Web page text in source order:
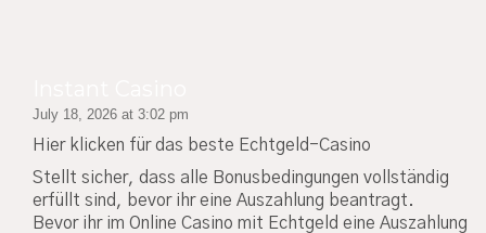
July 18, 2026 at 3:02 pm
Hier klicken für das beste Echtgeld-Casino
Stellt sicher, dass alle Bonusbedingungen vollständig
erfüllt sind, bevor ihr eine Auszahlung beantragt.
Bevor ihr im Online Casino mit Echtgeld eine Auszahlung